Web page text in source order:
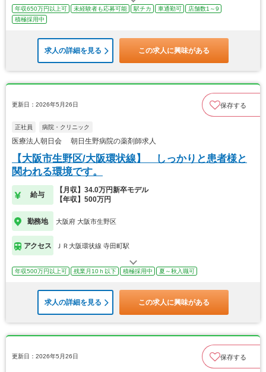
年収650万円以上可 未経験者も応募可能 駅チカ 車通勤可
店舗数1～9
積極採用中
求人の詳細を見る この求人に興味がある
更新日：2026年5月26日 保存する
正社員 病院・クリニック
医療法人朝日会 朝日生野病院の薬剤師求人
【大阪市生野区/大阪環状線】 しっかりと患者様と
関われる環境です。
給与
【月収】34.0万円新卒モデル
【年収】500万円
勤務地 大阪府 大阪市生野区
アクセス ＪＲ大阪環状線 寺田町駅
年収500万円以上可 残業月10ｈ以下 積極採用中 夏～秋入職可
求人の詳細を見る この求人に興味がある
更新日：2026年5月26日 保存する